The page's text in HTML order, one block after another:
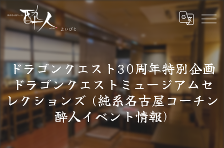
ドラゴンクエスト30周年特別企画
ドラゴンクエストミュージアムセ
レクションズ (純系名古屋コーチン
酔人イベント情報)